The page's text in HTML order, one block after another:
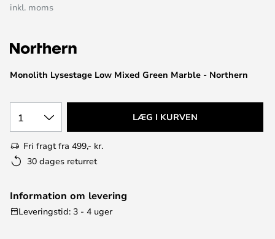
Monolith Lysestage Low Mixed Green Marble - Northern
inkl. moms
1 LÆG I KURVEN
Fri fragt fra 499,- kr.
30 dages returret
Information om levering
Leveringstid: 3 - 4 uger